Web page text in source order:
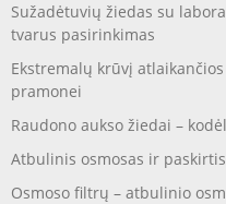
Sužadėtuvių žiedas su
tvarus pasirinkimas
Ekstremalų krūvį
pramonei
Raudono aukso žiedai –
Atbulinis osmosas ir
Osmoso filtrų – atbulinio